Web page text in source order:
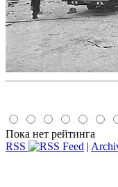
Пока нет рейтинга
RSS
|